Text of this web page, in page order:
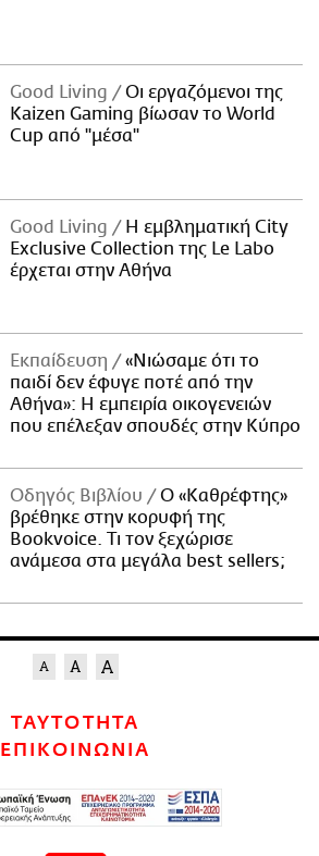
Good Living
Οι εργαζόμενοι της
Kaizen Gaming βίωσαν το World
Cup από "μέσα"
Good Living
Η εμβληματική City
Exclusive Collection της Le Labo
έρχεται στην Αθήνα
Εκπαίδευση
«Νιώσαμε ότι το
παιδί δεν έφυγε ποτέ από την
Αθήνα»: Η εμπειρία οικογενειών
που επέλεξαν σπουδές στην Κύπρο
Οδηγός Βιβλίου
Ο «Καθρέφτης»
βρέθηκε στην κορυφή της
Bookvoice. Τι τον ξεχώρισε
ανάμεσα στα μεγάλα best sellers;
ΤΑΥΤΟΤΗΤΑ
ΕΠΙΚΟΙΝΩΝΙΑ